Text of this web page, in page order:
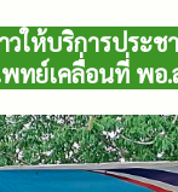
วให้บริการประ
ทย์เคลื่อนที่ พอ.